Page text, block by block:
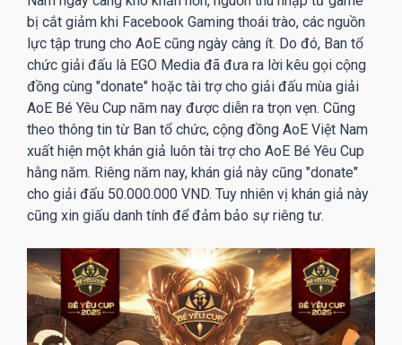
bị cắt giảm khi Facebook Gaming thoái trào, các nguồn
lực tập trung cho AoE cũng ngày càng ít. Do đó, Ban tổ
chức giải đấu là EGO Media đã đưa ra lời kêu gọi cộng
đồng cùng "donate" hoặc tài trợ cho giải đấu mùa giải
AoE Bé Yêu Cup năm nay được diễn ra trọn vẹn. Cũng
theo thông tin từ Ban tổ chức, cộng đồng AoE Việt Nam
xuất hiện một khán giả luôn tài trợ cho AoE Bé Yêu Cup
hằng năm. Riêng năm nay, khán giả này cũng "donate"
cho giải đấu 50.000.000 VND. Tuy nhiên vị khán giả này
cũng xin giấu danh tính để đảm bảo sự riêng tư.